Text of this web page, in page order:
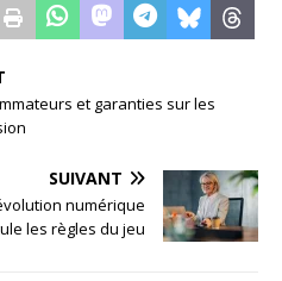
et garanties sur les
SUIVANT
numérique
les règles du jeu